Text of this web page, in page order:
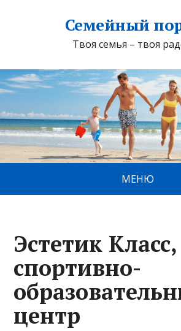
Семейный
Твоя семья – твоя
МЕНЮ
Эстетик Класс,
спортивно-
центр